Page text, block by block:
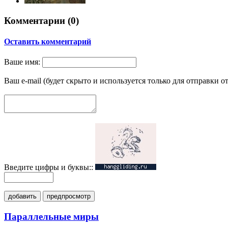
Комментарии (0)
Оставить комментарий
Ваше имя:
Ваш e-mail (будет скрыто и используется только для отправки
Введите цифры и буквы::
добавить предпросмотр
Параллельные миры